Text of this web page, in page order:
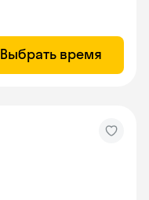
Выбрать время